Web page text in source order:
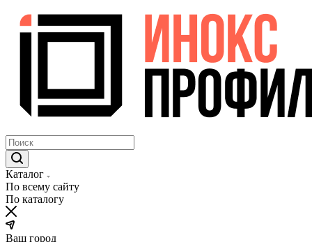
Каталог
По всему сайту
По каталогу
Ваш город